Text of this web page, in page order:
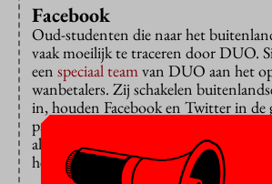
Facebook
Oud-studenten die naar het
vaak moeilijk te traceren door DUO.
een speciaal teamvan DUO aan het
wanbetalers. Zij schakelen
in, houden Facebook en Twitter in de
paspoorten in een
alleen als de oud-student een
heeft, wat overigens meestal zo is.